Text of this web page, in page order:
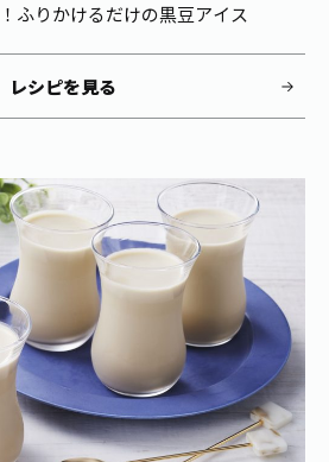
ふりかけるだけの黒豆アイス
レシピを見る